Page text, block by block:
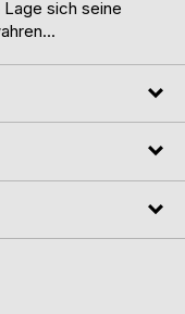
sich seine